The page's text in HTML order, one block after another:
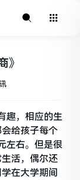
》
趣，相应的生
给孩子每个
左右。但是很
活，偶尔还
在大学期间